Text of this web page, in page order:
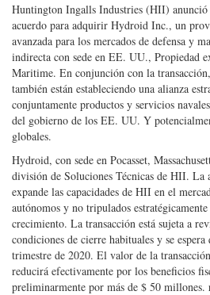
Huntington Ingalls Industries (HII)
acuerdo para adquirir Hydroid Inc., un
avanzada para los mercados de defensa y
indirecta con sede en EE. UU., Propiedad
Maritime. En conjunción con la
también están estableciendo una alianza
conjuntamente productos y servicios
del gobierno de los EE. UU. Y
globales.
Hydroid, con sede en Pocasset,
división de Soluciones Técnicas de HII.
expande las capacidades de HII en el
autónomos y no tripulados
crecimiento. La transacción está sujeta a
condiciones de cierre habituales y se
trimestre de 2020. El valor de la
reducirá efectivamente por los beneficios
preliminarmente por más de $ 50